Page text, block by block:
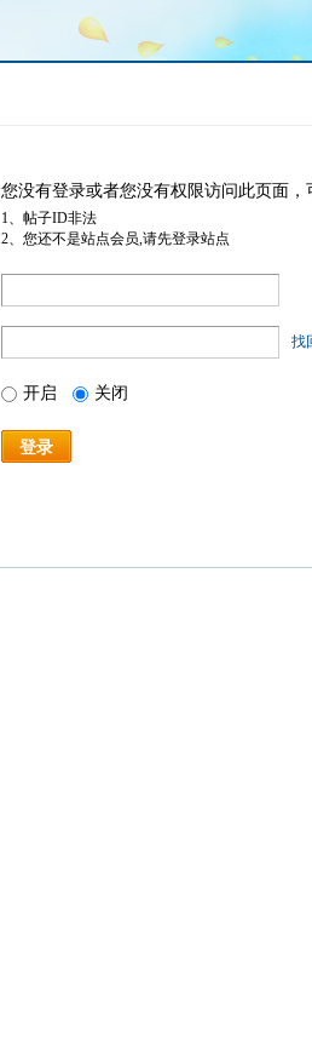
您没有登录或者您没有权限访问此页面
1、帖子ID非法
2、您还不是站点会员,请先登录站点
找
开启 关闭
登录